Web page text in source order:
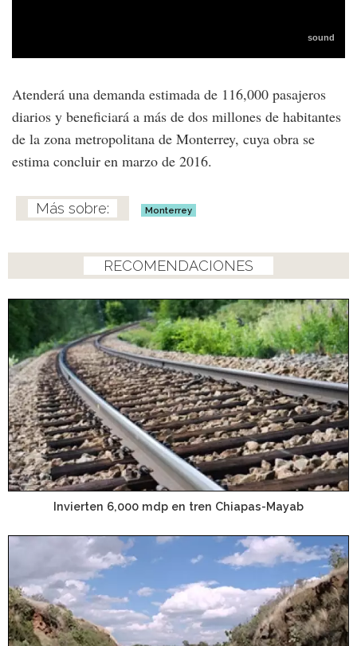
Atenderá una demanda estimada de 116,000 pasajeros
diarios y beneficiará a más de dos millones de habitantes
de la zona metropolitana de Monterrey, cuya obra se
estima concluir en marzo de 2016.
Monterrey
RECOMENDACIONES
Invierten 6,000 mdp en tren Chiapas-Mayab